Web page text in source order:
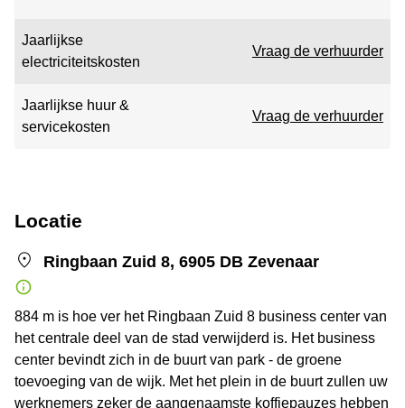
Jaarlijkse
electriciteitskosten
Vraag de verhuurder
Jaarlijkse huur &
servicekosten
Vraag de verhuurder
Locatie
Ringbaan Zuid 8, 6905 DB Zevenaar
884 m is hoe ver het Ringbaan Zuid 8 business center van
het centrale deel van de stad verwijderd is. Het business
center bevindt zich in de buurt van park - de groene
toevoeging van de wijk. Met het plein in de buurt zullen uw
werknemers zeker de aangenaamste koffiepauzes hebben